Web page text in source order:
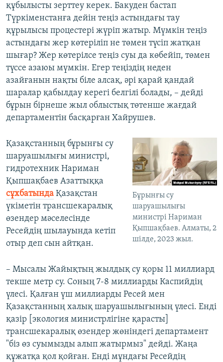
құбылысты зерттеу керек. Бакуден бастап
Түркіменстанға дейін теңіз астындағы тау
құрылысы процестері жүріп жатыр. Мүмкін теңіз
астындағы жер көтеріліп не төмен түсіп жатқан
шығар? Жер көтерілсе теңіз суы да көбейіп, төмен
түссе азаюы мүмкін. Егер теңіздің неден
азайғанын нақты біле алсақ, әрі қарай қандай
шаралар қабылдау керегі белгілі болады, – дейді
бұрын бірнеше жыл облыстық төтенше жағдай
департаментін басқарған Хайрушев.
Бұрынғы су
шаруашылығы
министрі Нариман
Қыпшақбаев. Алматы, 2
шілде, 2023 жыл.
Қазақстанның бұрынғы су
шаруашылығы министрі,
гидротехник Нариман
Қыпшақбаев Азаттыққа
сұхбатында Қазақстан
үкіметін трансшекаралық
өзендер мәселесінде
Ресейдің шылауында кетіп
отыр деп сын айтқан.
– Мысалы Жайықтың жылдық су қоры 11 миллиард
текше метр су. Соның 7-8 миллиарды Каспийдің
үлесі. Қалған үш миллиарды Ресей мен
Қазақстанның халық шаруашылығының үлесі. Енді
қазір [экология министрлігіне қарасты]
трансшекаралық өзендер жөніндегі департамент
"біз өз суымызды алып жатырмыз" дейді. Жаңа
құжатқа қол қойған. Енді мұндағы Ресейдің